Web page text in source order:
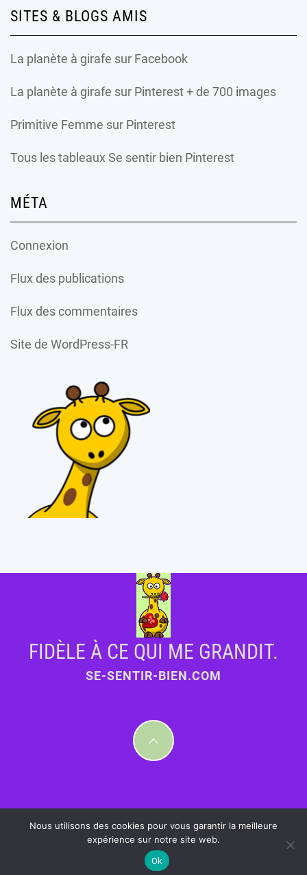
SITES & BLOGS AMIS
La planète à girafe sur Facebook
La planète à girafe sur Pinterest + de 700 images
Primitive Femme sur Pinterest
Tous les tableaux Se sentir bien Pinterest
MÉTA
Connexion
Flux des publications
Flux des commentaires
Site de WordPress-FR
FIDÈLE À CE QUI ME GRANDIT.
SE-SENTIR-BIEN.COM
Nous utilisons des cookies pour vous garantir la meilleure
expérience sur notre site web.
Ok